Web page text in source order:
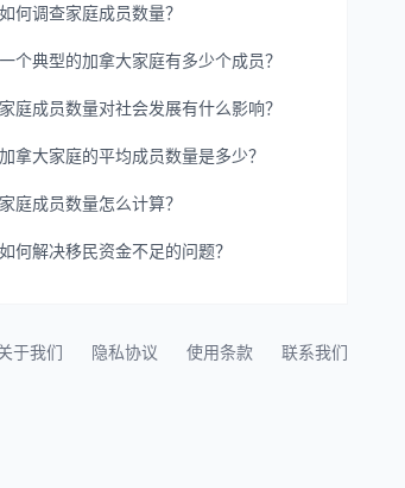
如何调查家庭成员数量？
一个典型的加拿大家庭有多少个成员？
家庭成员数量对社会发展有什么影响？
加拿大家庭的平均成员数量是多少？
家庭成员数量怎么计算？
如何解决移民资金不足的问题？
于我们 隐私协议 使用条款 联系我们